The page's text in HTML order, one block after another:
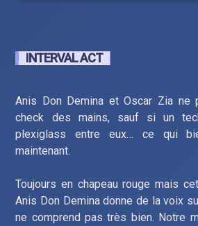
INTERVAL ACT
Anis Don Demina et Oscar Zia ne
check des mains, sauf si un
plexiglass entre eux… ce qui
maintenant.
Toujours en chapeau rouge mais
Anis Don Demina donne de la voix
ne comprend pas très bien. Notre